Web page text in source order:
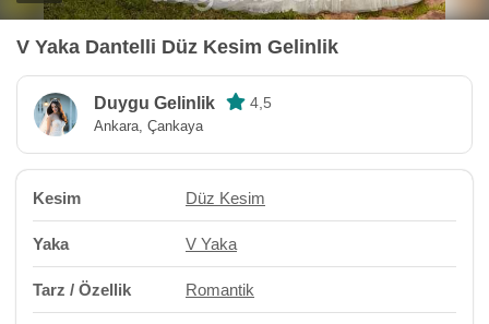
V Yaka Dantelli Düz Kesim Gelinlik
Duygu Gelinlik 4,5
Ankara, Çankaya
Kesim Düz Kesim
Yaka V Yaka
Tarz / Özellik Romantik